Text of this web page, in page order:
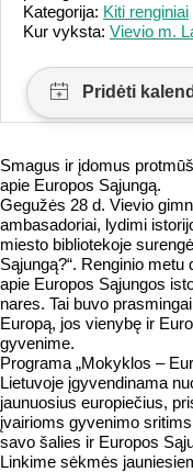
Kategorija: Kiti renginiai
Kur vyksta: Vievio m.
Smagus ir įdomus
apie Europos Sąjungą.
Gegužės 28 d. Vievio
ambasadoriai, lydimi
miesto bibliotekoje
Sąjungą?“. Renginio
apie Europos Sąjungos
nares. Tai buvo
Europą, jos vienybę ir
gyvenime.
Programa „Mokyklos –
Lietuvoje įgyvendinama
jaunuosius europiečius,
įvairioms gyvenimo
savo šalies ir Europos
Linkime sėkmės